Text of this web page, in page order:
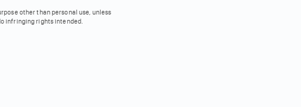
other than personal use, unless
infringing rights intended.